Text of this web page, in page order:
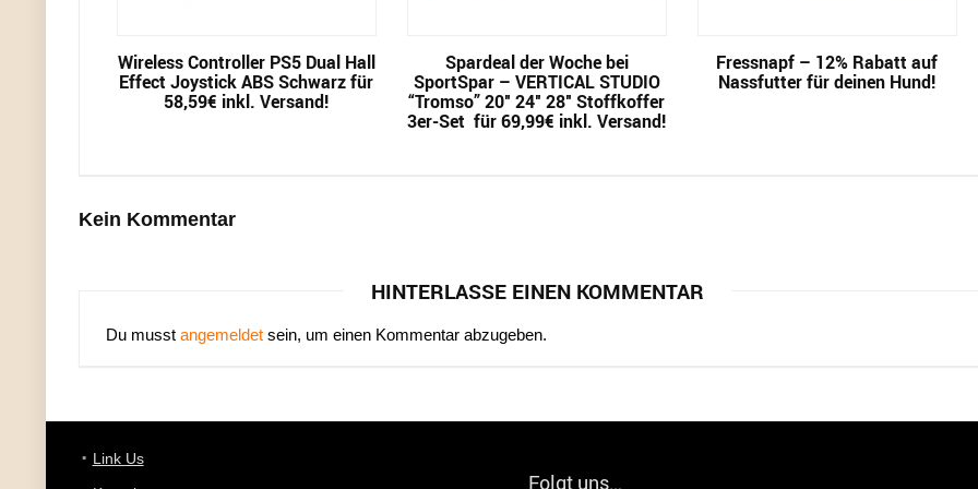
Wireless Controller PS5 Dual Hall
Effect Joystick ABS Schwarz für
58,59€ inkl. Versand!
Spardeal der Woche bei
SportSpar – VERTICAL STUDIO
“Tromso” 20″ 24″ 28″ Stoffkoffer
3er-Set für 69,99€ inkl. Versand!
Fressnapf – 12% Rabatt auf
Nassfutter für deinen Hund!
Kein Kommentar
HINTERLASSE EINEN KOMMENTAR
Du musst angemeldet sein, um einen Kommentar abzugeben.
Link Us
Folgt uns…